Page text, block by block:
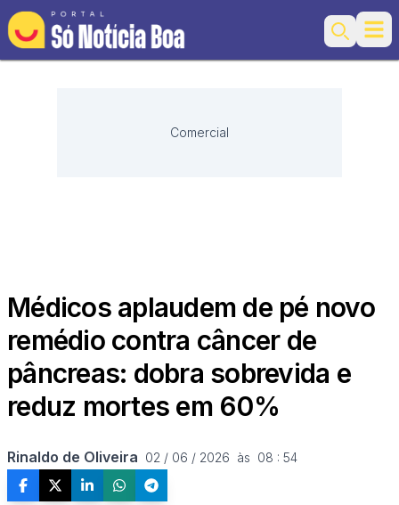
Search
Comercial
Médicos aplaudem de pé novo
remédio contra câncer de
pâncreas: dobra sobrevida e
reduz mortes em 60%
Rinaldo de Oliveira 02 / 06 / 2026  às  08 : 54